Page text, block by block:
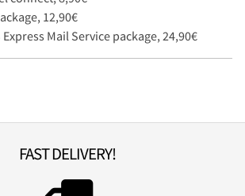
12,90€
Express Mail Service package, 24,90€
FAST DELIVERY!